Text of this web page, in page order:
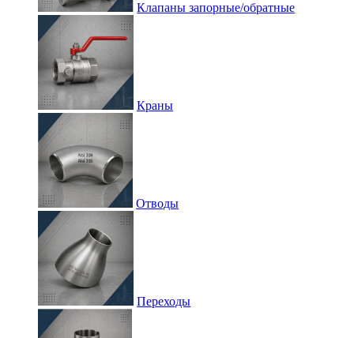
Клапаны запорные/обратные
Краны
Отводы
Переходы